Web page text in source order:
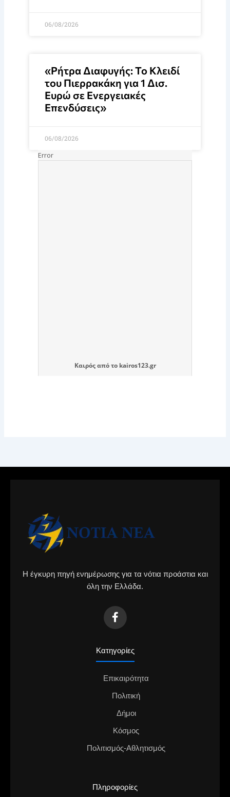
06/08/2026
«Ρήτρα Διαφυγής: Το Κλειδί
του Πιερρακάκη για 1 Δισ.
Ευρώ σε Ενεργειακές
Επενδύσεις»
06/08/2026
Καιρόςαπό το kairos123.gr
Η έγκυρη πηγή ενημέρωσης για τα νότια προάστια και
όλη την Ελλάδα.
Κατηγορίες
Επικαιρότητα
Πολιτική
Δήμοι
Κόσμος
Πολιτισμός-Αθλητισμός
Πληροφορίες